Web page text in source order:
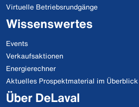
Virtuelle Betriebsrundgänge
Wissenswertes
Events
Verkaufsaktionen
Energierechner
Aktuelles Prospektmaterial im Überblick
Über DeLaval